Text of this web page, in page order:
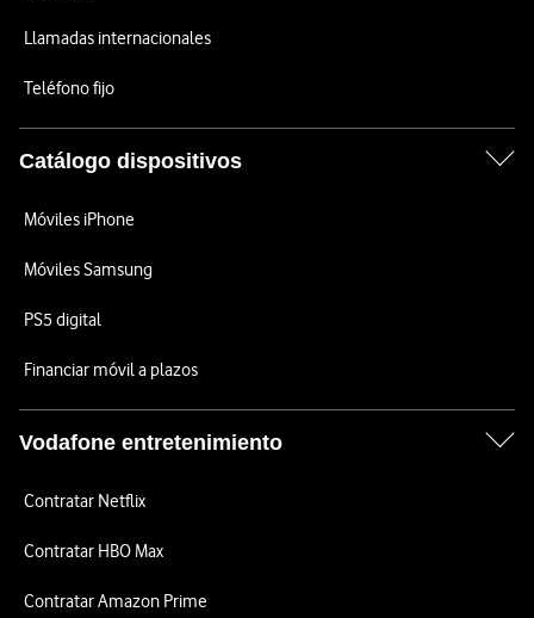
Llamadas internacionales
Teléfono fijo
Catálogo dispositivos
Móviles iPhone
Móviles Samsung
PS5 digital
Financiar móvil a plazos
Vodafone entretenimiento
Contratar Netflix
Contratar HBO Max
Contratar Amazon Prime